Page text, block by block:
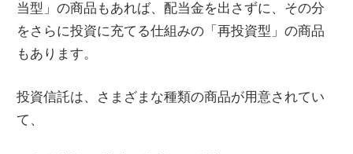
当型」の商品もあれば、配当金を出さずに、その分
をさらに投資に充てる仕組みの「再投資型」の商品
もあります。
投資信託は、さまざまな種類の商品が用意されてい
て、